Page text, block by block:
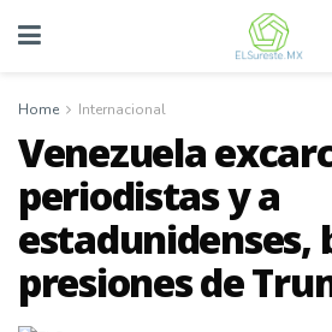
Home Internacional
Venezuela
periodistas y a
estadunidenses,
presiones de